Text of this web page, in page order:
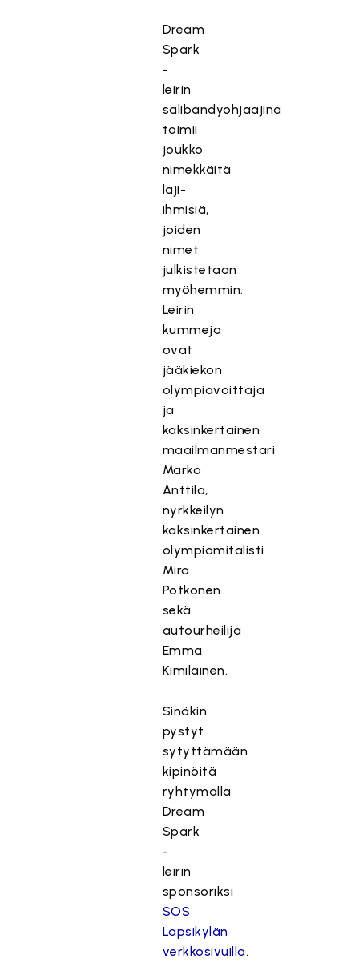
Dream
Spark
-
leirin
salibandyohjaajina
toimii
joukko
nimekkäitä
laji-
ihmisiä,
joiden
nimet
julkistetaan
myöhemmin.
Leirin
kummeja
ovat
jääkiekon
olympiavoittaja
ja
kaksinkertainen
maailmanmestari
Marko
Anttila,
nyrkkeilyn
kaksinkertainen
olympiamitalisti
Mira
Potkonen
sekä
autourheilija
Emma
Kimiläinen.
Sinäkin
pystyt
sytyttämään
kipinöitä
ryhtymällä
Dream
Spark
-
leirin
sponsoriksi
SOS
Lapsikylän
verkkosivuilla.